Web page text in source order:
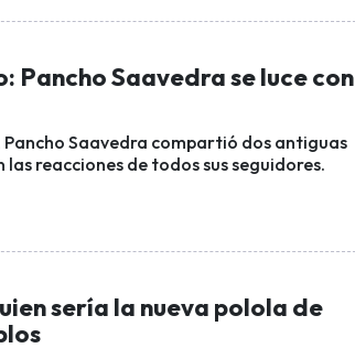
Pancho Saavedra se luce con
Pancho Saavedra compartió dos antiguas
reacciones de todos sus seguidores.
sería la nueva polola de